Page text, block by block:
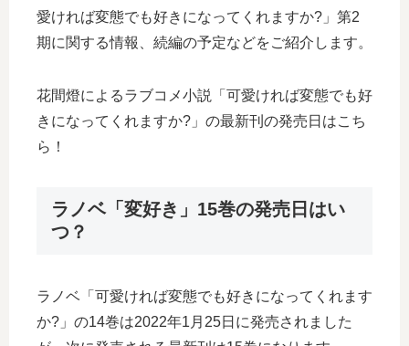
愛ければ変態でも好きになってくれますか?」第2
期に関する情報、続編の予定などをご紹介します。
花間燈によるラブコメ小説「可愛ければ変態でも好
きになってくれますか?」の最新刊の発売日はこち
ら！
ラノベ「変好き」15巻の発売日はい
つ？
ラノベ「可愛ければ変態でも好きになってくれます
か?」の14巻は2022年1月25日に発売されました